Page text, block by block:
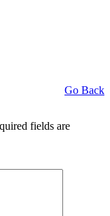
Go Back
fields are